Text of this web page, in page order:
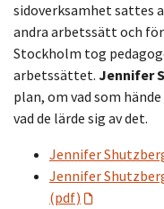
sidoverksamhet sattes
andra arbetssätt och
Stockholm tog
arbetssättet. Jennifer
plan, om vad som
vad de lärde sig av det.
Jennifer
Jennifer
(pdf)